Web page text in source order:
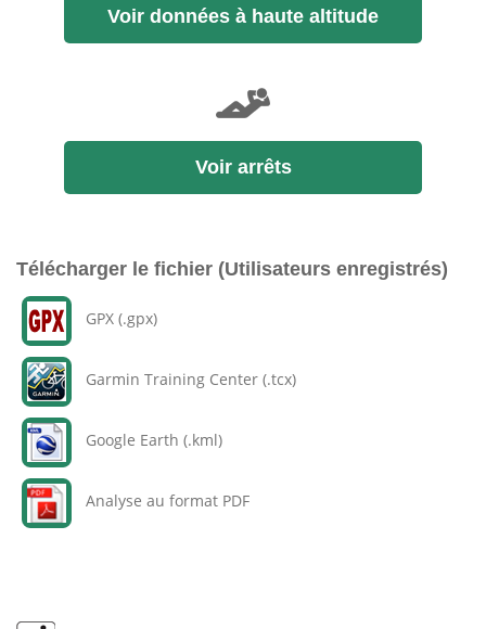
Voir données à haute altitude
Voir arrêts
Télécharger le fichier (Utilisateurs enregistrés)
GPX (.gpx)
Garmin Training Center (.tcx)
Google Earth (.kml)
Analyse au format PDF